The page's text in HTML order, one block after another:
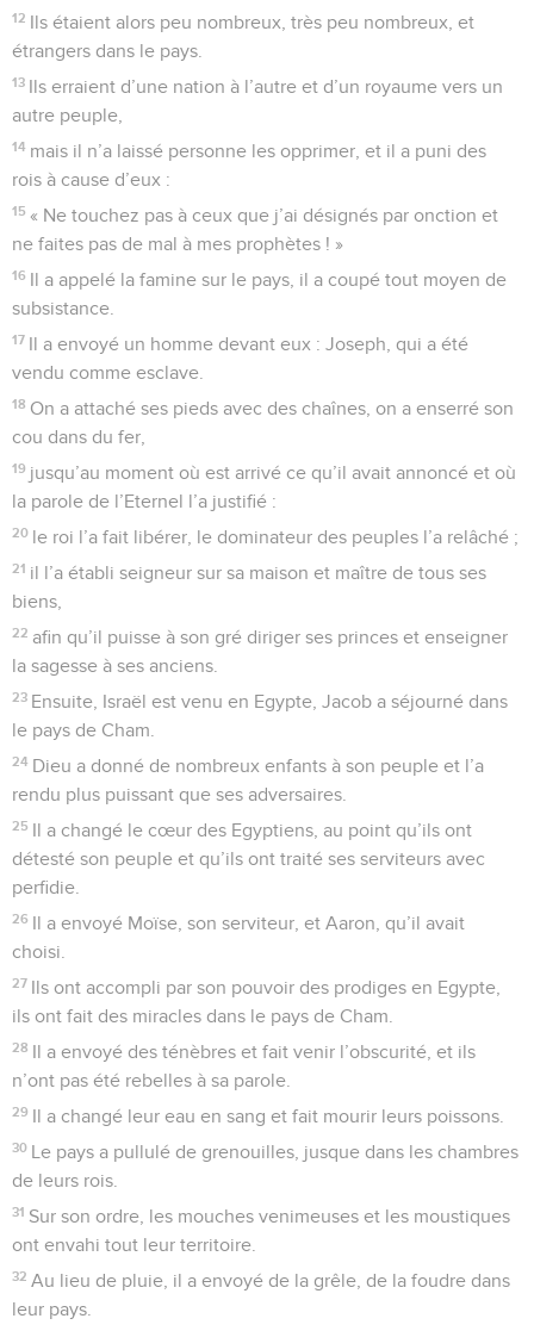
12 Ils étaient alors peu nombreux, très peu nombreux, et
étrangers dans le pays.
13 Ils erraient d’une nation à l’autre et d’un royaume vers un
autre peuple,
14 mais il n’a laissé personne les opprimer, et il a puni des
rois à cause d’eux :
15 « Ne touchez pas à ceux que j’ai désignés par onction et
ne faites pas de mal à mes prophètes ! »
16 Il a appelé la famine sur le pays, il a coupé tout moyen de
subsistance.
17 Il a envoyé un homme devant eux : Joseph, qui a été
vendu comme esclave.
18 On a attaché ses pieds avec des chaînes, on a enserré son
cou dans du fer,
19 jusqu’au moment où est arrivé ce qu’il avait annoncé et où
la parole de l’Eternel l’a justifié :
20 le roi l’a fait libérer, le dominateur des peuples l’a relâché ;
21 il l’a établi seigneur sur sa maison et maître de tous ses
biens,
22 afin qu’il puisse à son gré diriger ses princes et enseigner
la sagesse à ses anciens.
23 Ensuite, Israël est venu en Egypte, Jacob a séjourné dans
le pays de Cham.
24 Dieu a donné de nombreux enfants à son peuple et l’a
rendu plus puissant que ses adversaires.
25 Il a changé le cœur des Egyptiens, au point qu’ils ont
détesté son peuple et qu’ils ont traité ses serviteurs avec
perfidie.
26 Il a envoyé Moïse, son serviteur, et Aaron, qu’il avait
choisi.
27 Ils ont accompli par son pouvoir des prodiges en Egypte,
ils ont fait des miracles dans le pays de Cham.
28 Il a envoyé des ténèbres et fait venir l’obscurité, et ils
n’ont pas été rebelles à sa parole.
29 Il a changé leur eau en sang et fait mourir leurs poissons.
30 Le pays a pullulé de grenouilles, jusque dans les chambres
de leurs rois.
31 Sur son ordre, les mouches venimeuses et les moustiques
ont envahi tout leur territoire.
32 Au lieu de pluie, il a envoyé de la grêle, de la foudre dans
leur pays.